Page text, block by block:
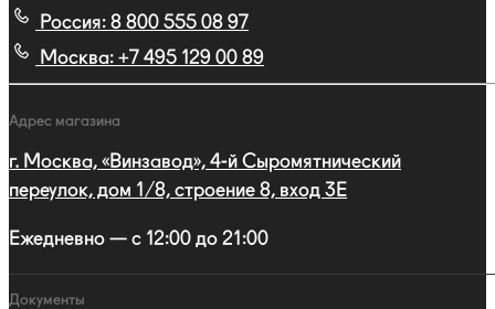
Россия: 8 800 555 08 97
Москва: +7 495 129 00 89
Адрес магазина
г. Москва, «Винзавод», 4-й Сыромятнический
переулок, дом 1/8, строение 8, вход 3E
Ежедневно — с 12:00 до 21:00
Документы